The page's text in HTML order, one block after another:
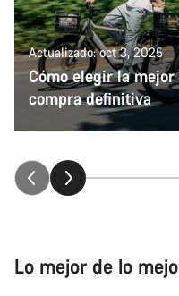
Actualizado: oct 3, 2025
Cómo elegir la
compra definitiva
Lo mejor de lo
¿Necesitas
Nuestros expertos
preguntas.